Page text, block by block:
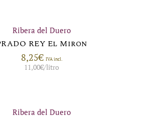
Ribera del Duero
REY El Miron
8,25€ IVA incl.
11,00€/litro
Ribera del Duero